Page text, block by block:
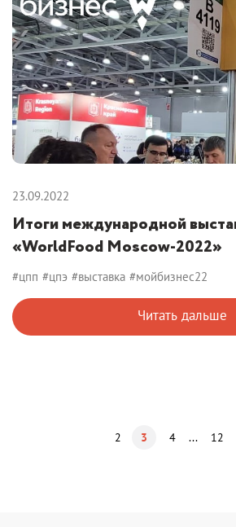
23.09.2022
Итоги международной
«WorldFood Moscow-2022»
#цпп #цпэ #выставка #мойбизнес22
Читать дальше
2 3 4 ... 12